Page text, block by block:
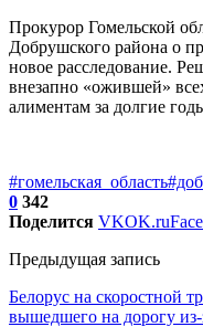
Прокурор Гомельской
Добрушского района о
новое расследование.
внезапно «ожившей»
алиментам за долгие
#гомельская_область
0 342
Поделится VKOK.ru
Предыдущая запись
Белорус на скоростной
вышедшего на дорогу из-